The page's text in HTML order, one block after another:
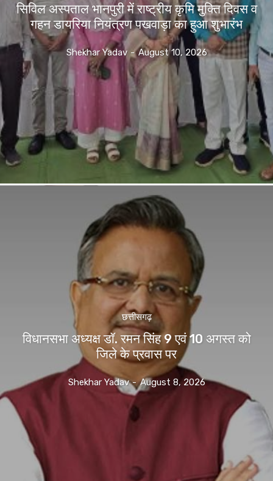
सिविल अस्पताल भानपुरी में राष्ट्रीय कृमि मुक्ति दिवस व
गहन डायरिया नियंत्रण पखवाड़ा का हुआ शुभारंभ
Shekhar Yadav - August 10, 2026
छत्तीसगढ़
विधानसभा अध्यक्ष डॉ. रमन सिंह 9 एवं 10 अगस्त को
जिले के प्रवास पर
Shekhar Yadav - August 8, 2026